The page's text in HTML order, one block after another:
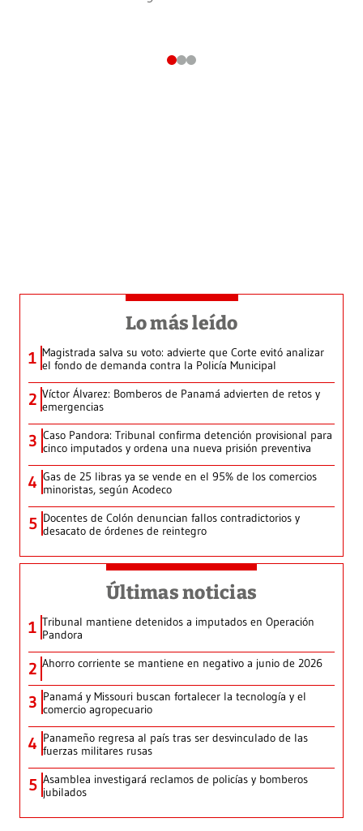
Lo más leído
1 Magistrada salva su voto: advierte que Corte evitó analizar
el fondo de demanda contra la Policía Municipal
2 Víctor Álvarez: Bomberos de Panamá advierten de retos y
emergencias
3 Caso Pandora: Tribunal confirma detención provisional para
cinco imputados y ordena una nueva prisión preventiva
4 Gas de 25 libras ya se vende en el 95% de los comercios
minoristas, según Acodeco
5 Docentes de Colón denuncian fallos contradictorios y
desacato de órdenes de reintegro
Últimas noticias
1 Tribunal mantiene detenidos a imputados en Operación
Pandora
2 Ahorro corriente se mantiene en negativo a junio de 2026
3 Panamá y Missouri buscan fortalecer la tecnología y el
comercio agropecuario
4 Panameño regresa al país tras ser desvinculado de las
fuerzas militares rusas
5 Asamblea investigará reclamos de policías y bomberos
jubilados